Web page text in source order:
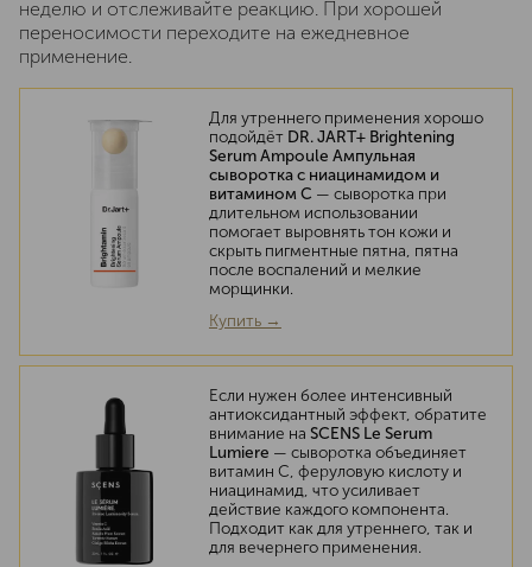
неделю и отслеживайте реакцию. При хорошей
переносимости переходите на ежедневное
применение.
Для утреннего применения хорошо
подойдёт DR. JART+ Brightening
Serum Ampoule Ампульная
сыворотка с ниацинамидом и
витамином C — сыворотка при
длительном использовании
помогает выровнять тон кожи и
скрыть пигментные пятна, пятна
после воспалений и мелкие
морщинки.
Купить →
Если нужен более интенсивный
антиоксидантный эффект, обратите
внимание на SCENS Le Serum
Lumiere — сыворотка объединяет
витамин C, феруловую кислоту и
ниацинамид, что усиливает
действие каждого компонента.
Подходит как для утреннего, так и
для вечернего применения.